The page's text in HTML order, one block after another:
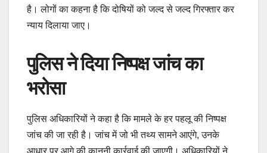
है। लोगों का कहना है कि दोषियों को जल्द से जल्द गिरफ्तार कर
न्याय दिलाया जाए।
पुलिस ने दिया निष्पक्ष जांच का
भरोसा
पुलिस अधिकारियों ने कहा है कि मामले के हर पहलू की निष्पक्ष
जांच की जा रही है। जांच में जो भी तथ्य सामने आएंगे, उनके